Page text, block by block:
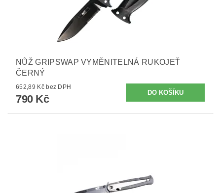
NŮŽ GRIPSWAP VYMĚNITELNÁ RUKOJEŤ
ČERNÝ
652,89 Kč bez DPH
790 Kč